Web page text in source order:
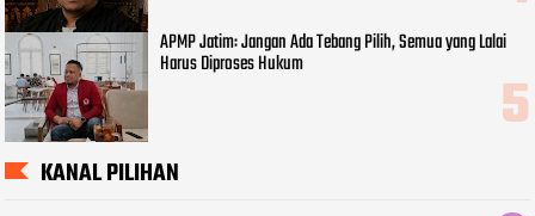
APMP Jatim: Jangan Ada Tebang Pilih, Semua yang Lalai
Harus Diproses Hukum
KANAL PILIHAN